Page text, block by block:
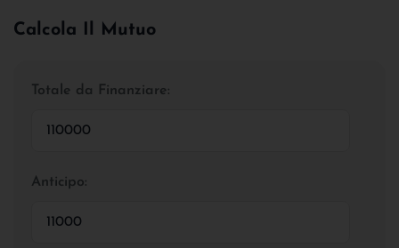
Calcola Il Mutuo
Totale da Finanziare:
Anticipo: